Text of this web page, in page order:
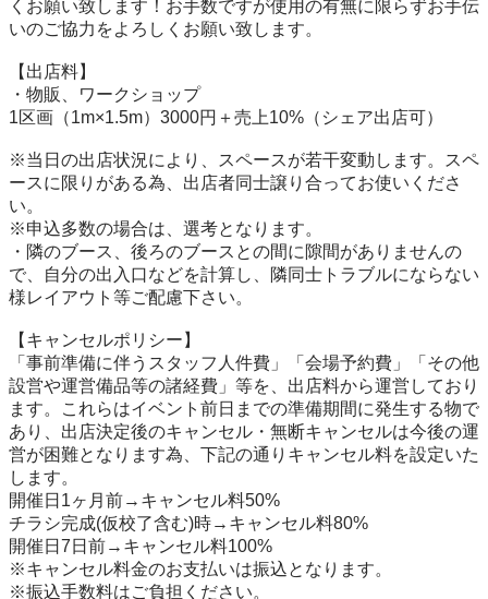
くお願い致します！お手数ですが使用の有無に限らずお手伝
いのご協力をよろしくお願い致します。
【出店料】
・物販、ワークショップ
1区画（1m×1.5m）3000円＋売上10%（シェア出店可）
※当日の出店状況により、スペースが若干変動します。スペ
ースに限りがある為、出店者同士譲り合ってお使いくださ
い。
※申込多数の場合は、選考となります。
・隣のブース、後ろのブースとの間に隙間がありませんの
で、自分の出入口などを計算し、隣同士トラブルにならない
様レイアウト等ご配慮下さい。
【キャンセルポリシー】
「事前準備に伴うスタッフ人件費」「会場予約費」「その他
設営や運営備品等の諸経費」等を、出店料から運営しており
ます。これらはイベント前日までの準備期間に発生する物で
あり、出店決定後のキャンセル・無断キャンセルは今後の運
営が困難となります為、下記の通りキャンセル料を設定いた
します。
開催日1ヶ月前→キャンセル料50%
チラシ完成(仮校了含む)時→キャンセル料80%
開催日7日前→キャンセル料100%
※キャンセル料金のお支払いは振込となります。
※振込手数料はご負担ください。